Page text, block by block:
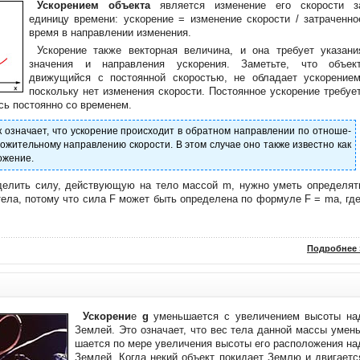
Ускорением объектаявляется из­менение его скорости
единицу вре­мени: ускорение = изменение скорости /
время в направлении изменения.
Ускорение также векторная величи­на, и она требует
значения и направления ускорения. Заметьте, что
движущийся с постоянной скоростью, не обладает
поскольку нет изменения скорости. Постоянное ускорение
постоянно со вре­менем.
означает, что ускорение происходит в обратном направлении по отноше­
направлению скорости. В этом случае оно также известно как
силу, действующую на тело массой m, нужно уметь
потому что сила F может быть определена по формуле F = ma,
Подробнее
Ускорение g уменьшается с увели­чением высоты
Землей. Это озна­чает, что вес тела данной массы
шается по мере увеличения высоты его расположения
Землей. Когда не­кий объект покидает Землю и